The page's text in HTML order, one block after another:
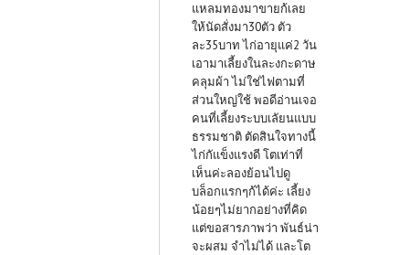
แหลมทองมาขายก้เลย
ให้นัดสั่งมา30ตัว ตัว
ละ35บาท ไก่อายุแค่2 วัน
เอามาเลี้ยงในละงกะดาษ
คลุมผ้า ไม่ใช่ไฟตามที่
ส่วนใหญ่ใช้ พอดีอ่านเจอ
คนที่เลี้ยงระบบเลัยนแบบ
ธรรมชาติ ตัดสินใจทางนี้
ไก่กัแข็งแรงดี โตเท่าที่
เห็นค่ะลองย้อนไปดู
บล็อกแรกๆก้ได้ค่ะ เลี้ยง
น้อยๆไม่ยากอย่างที่คิด
แต่ขอสารภาพว่า พันธ์น่า
จะผสม จำไม่ได้ และโต